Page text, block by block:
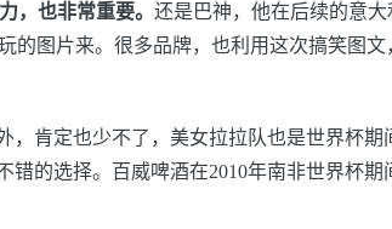
，也非常重要。 还是巴神，他在后续的意
的图片来。很多品牌，也利用这次搞笑图文
，肯定也少不了，美女拉拉队也是世界杯
错的选择。百威啤酒在2010年南非世界杯